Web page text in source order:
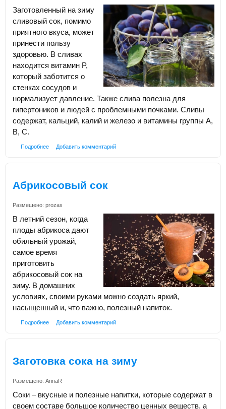
Заготовленный на зиму
сливовый сок, помимо
приятного вкуса, может
принести пользу
здоровью. В сливах
находится витамин P,
который заботится о
стенках сосудов и
нормализует давление. Также слива полезна для
гипертоников и людей с проблемными почками. Сливы
содержат, кальций, калий и железо и витамины группы А,
В, С.
Подробнее Добавить комментарий
Абрикосовый сок
Размещено: prozas
В летний сезон, когда
плоды абрикоса дают
обильный урожай,
самое время
приготовить
абрикосовый сок на
зиму. В домашних
условиях, своими руками можно создать яркий,
насыщенный и, что важно, полезный напиток.
Подробнее Добавить комментарий
Заготовка сока на зиму
Размещено: ArinaR
Соки – вкусные и полезные напитки, которые содержат в
своем составе большое количество ценных веществ, а